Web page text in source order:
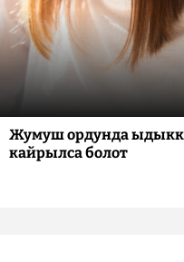
Жумуш ордунда
кайрылса болот